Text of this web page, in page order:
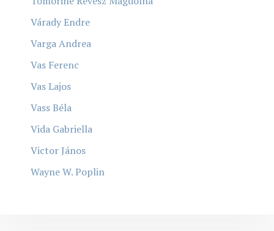
Várady Endre
Varga Andrea
Vas Ferenc
Vas Lajos
Vass Béla
Vida Gabriella
Victor János
Wayne W. Poplin